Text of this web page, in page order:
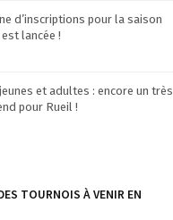
d’inscriptions pour la saison
lancée !
et adultes : encore un très
pour Rueil !
TOURNOIS À VENIR EN